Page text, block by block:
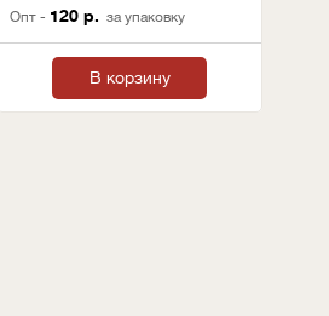
Опт - 120 р. за упаковку
В корзину